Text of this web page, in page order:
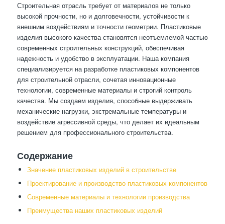
Строительная отрасль требует от материалов не только
высокой прочности, но и долговечности, устойчивости к
внешним воздействиям и точности геометрии. Пластиковые
изделия высокого качества становятся неотъемлемой частью
современных строительных конструкций, обеспечивая
надежность и удобство в эксплуатации. Наша компания
специализируется на разработке пластиковых компонентов
для строительной отрасли, сочетая инновационные
технологии, современные материалы и строгий контроль
качества. Мы создаем изделия, способные выдерживать
механические нагрузки, экстремальные температуры и
воздействие агрессивной среды, что делает их идеальным
решением для профессионального строительства.
Содержание
Значение пластиковых изделий в строительстве
Проектирование и производство пластиковых компонентов
Современные материалы и технологии производства
Преимущества наших пластиковых изделий